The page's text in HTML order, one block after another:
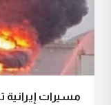
مسيرات